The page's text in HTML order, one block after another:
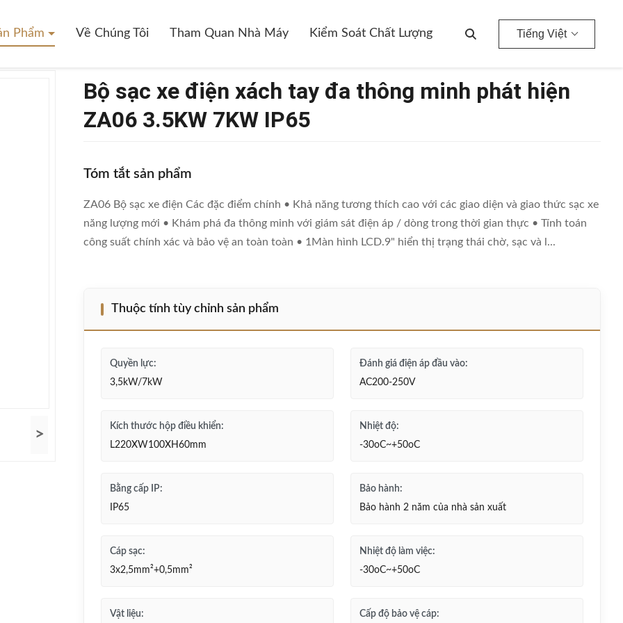
Phẩm Về Chúng Tôi Tham Quan Nhà Máy Kiểm Soát Chất Lượng Tiếng Việt
>
Bộ sạc xe điện xách tay đa thông minh phát hiện
ZA06 3.5KW 7KW IP65
Tóm tắt sản phẩm
ZA06 Bộ sạc xe điện Các đặc điểm chính • Khả năng tương thích cao với các giao diện và giao thức sạc xe
năng lượng mới • Khám phá đa thông minh với giám sát điện áp / dòng trong thời gian thực • Tính toán
công suất chính xác và bảo vệ an toàn toàn • 1Màn hình LCD.9" hiển thị trạng thái chờ, sạc và l...
Thuộc tính tùy chỉnh sản phẩm
Quyền lực:
3,5kW/7kW
Đánh giá điện áp đầu vào:
AC200-250V
Kích thước hộp điều khiển:
L220XW100XH60mm
Nhiệt độ:
-30oC~+50oC
Bằng cấp IP:
IP65
Bảo hành:
Bảo hành 2 năm của nhà sản xuất
Cáp sạc:
3x2,5mm²+0,5mm²
Nhiệt độ làm việc:
-30oC~+50oC
Vật liệu: Cấp độ bảo vệ cáp: